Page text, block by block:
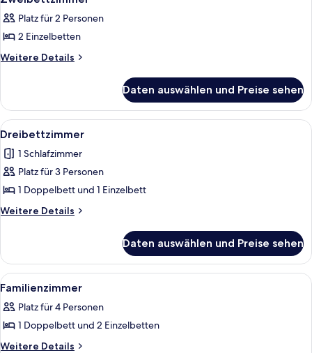
Fotos
für
Zweibettzimmer
anzeigen
Platz für 2 Personen
2 Einzelbetten
Weitere Details
Weitere
Daten auswählen und Preise sehen
Alle
Fotos
für
Dreibettzimmer
anzeigen
Ein Hotelzimmer mit zwei Betten,
6
Dreibettzimmer
1 Schlafzimmer
Platz für 3 Personen
1 Doppelbett und 1 Einzelbett
Weitere Details
Weitere
Daten auswählen und Preise sehen
Alle
Fotos
für
Familienzimmer
anzeigen
Ein Hotelzimmer mit drei Betten,
4
Familienzimmer
Platz für 4 Personen
1 Doppelbett und 2 Einzelbetten
Weitere Details
Weitere